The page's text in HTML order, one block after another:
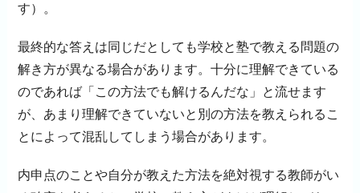
す）。
最終的な答えは同じだとしても学校と塾で教える問題の
解き方が異なる場合があります。十分に理解できている
のであれば「この方法でも解けるんだな」と流せます
が、あまり理解できていないと別の方法を教えられるこ
とによって混乱してしまう場合があります。
内申点のことや自分が教えた方法を絶対視する教師がい